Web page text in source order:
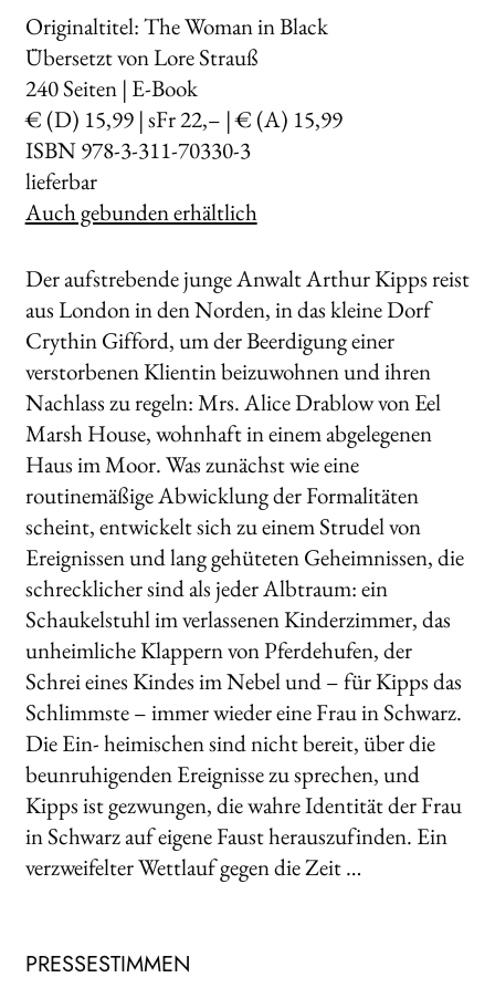
Originaltitel: The Woman in Black
Übersetzt von Lore Strauß
240Seiten | E-Book
€ (D) 15,99 | sFr 22,– | € (A) 15,99
ISBN 978-3-311-70330-3
lieferbar
Auch gebunden erhältlich
Der aufstrebende junge Anwalt Arthur Kipps reist
aus London in den Norden, in das kleine Dorf
Crythin Gifford, um der Beerdigung einer
verstorbenen Klientin beizuwohnen und ihren
Nachlass zu regeln: Mrs. Alice Drablow von Eel
Marsh House, wohnhaft in einem abgelegenen
Haus im Moor. Was zunächst wie eine
routinemäßige Abwicklung der Formalitäten
scheint, entwickelt sich zu einem Strudel von
Ereignissen und lang gehüteten Geheimnissen, die
schrecklicher sind als jeder Albtraum: ein
Schaukelstuhl im verlassenen Kinderzimmer, das
unheimliche Klappern von Pferdehufen, der
Schrei eines Kindes im Nebel und – für Kipps das
Schlimmste – immer wieder eine Frau in Schwarz.
Die Ein- heimischen sind nicht bereit, über die
beunruhigenden Ereignisse zu sprechen, und
Kipps ist gezwungen, die wahre Identität der Frau
in Schwarz auf eigene Faust herauszufinden. Ein
verzweifelter Wettlauf gegen die Zeit …
PRESSESTIMMEN